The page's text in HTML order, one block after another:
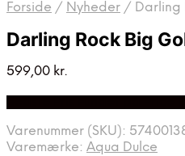
Forside / Nyheder / Darling
Darling Rock Big
599,00 kr.
Varenummer (SKU):
Varemærke: Aqua Dulce